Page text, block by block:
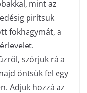
mint az
pirítsuk
fokhagymát, a
szórjuk rá a
öntsük fel egy
Adjuk hozzá az